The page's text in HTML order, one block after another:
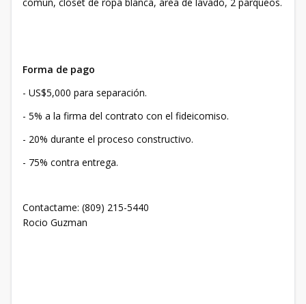
Forma de pago
- US$5,000 para separación.
- 5% a la firma del contrato con el fideicomiso.
- 20% durante el proceso constructivo.
- 75% contra entrega.
Contactame: (809) 215-5440
Rocio Guzman